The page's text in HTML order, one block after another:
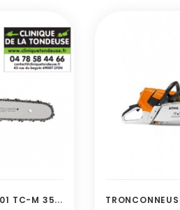
T
RONCONNEUSE STIHL MS 201 TC-M 35 CM LIGHT 3/8 PS3